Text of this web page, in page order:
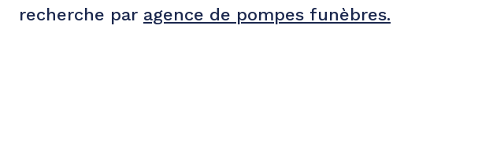
recherche par agence de pompes funèbres.